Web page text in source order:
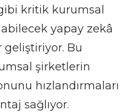
kritik kurumsal
yapay zekâ
Bu
şirketlerin
hızlandırmaları
sağlıyor.